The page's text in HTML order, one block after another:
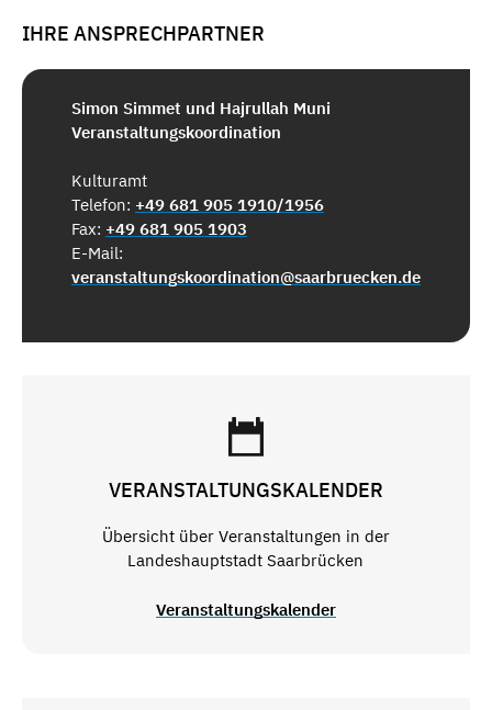
IHRE ANSPRECHPARTNER
Simon Simmet und Hajrullah Muni
Veranstaltungskoordination
Kulturamt
Telefon: +49 681 905 1910/1956
Fax: +49 681 905 1903
E-Mail:
veranstaltungskoordination@saarbruecken.de
VERANSTALTUNGSKALENDER
Übersicht über Veranstaltungen in der
Landeshauptstadt Saarbrücken
Veranstaltungskalender